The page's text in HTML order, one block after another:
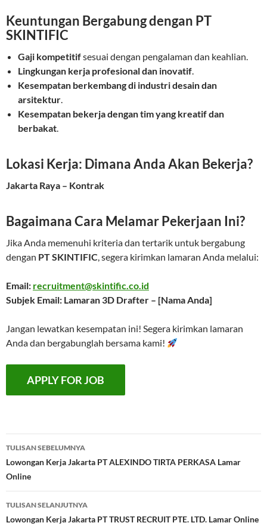
Keuntungan Bergabung dengan PT
SKINTIFIC
Gaji kompetitifsesuai dengan pengalaman dan keahlian.
Lingkungan kerja profesional dan inovatif.
Kesempatan berkembang di industri desain dan
arsitektur.
Kesempatan bekerja dengan tim yang kreatif dan
berbakat.
Lokasi Kerja: Dimana Anda Akan Bekerja?
Jakarta Raya – Kontrak
Bagaimana Cara Melamar Pekerjaan Ini?
Jika Anda memenuhi kriteria dan tertarik untuk bergabung
dengan PT SKINTIFIC, segera kirimkan lamaran Anda melalui:
Email: recruitment@skintific.co.id
Subjek Email: Lamaran 3D Drafter – [Nama Anda]
Jangan lewatkan kesempatan ini! Segera kirimkan lamaran
Anda dan bergabunglah bersama kami!
Navigasi
Tulisan
TULISAN SEBELUMNYA
Lowongan Kerja Jakarta PT ALEXINDO TIRTA PERKASA Lamar
Online
TULISAN SELANJUTNYA
Lowongan Kerja Jakarta PT TRUST RECRUIT PTE. LTD. Lamar Online